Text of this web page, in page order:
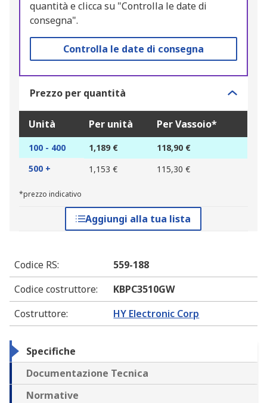
quantità e clicca su "Controlla le date di
consegna".
Controlla le date di consegna
Prezzo per quantità
Unità Per unità Per Vassoio*
100 - 400 1,189 €
118,90 €
500 +
1,153 € 115,30 €
*prezzo indicativo
Aggiungi alla tua lista
Codice RS:
559-188
Codice costruttore:
KBPC3510GW
Costruttore: HY Electronic Corp
Specifiche
Documentazione Tecnica
Normative